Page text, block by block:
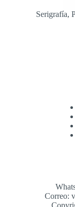
Serigrafía,
Correo: